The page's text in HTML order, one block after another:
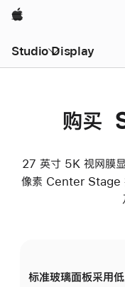
Apple
Studio Display
购买
27 英寸 5K 视网膜
像素 Center Stage
标准玻璃面板采用